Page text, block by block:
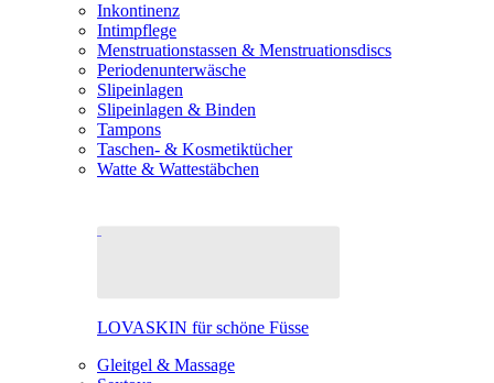
Inkontinenz
Intimpflege
Menstruationstassen & Menstruationsdiscs
Periodenunterwäsche
Slipeinlagen
Slipeinlagen & Binden
Tampons
Taschen- & Kosmetiktücher
Watte & Wattestäbchen
LOVASKIN für schöne Füsse
Gleitgel & Massage